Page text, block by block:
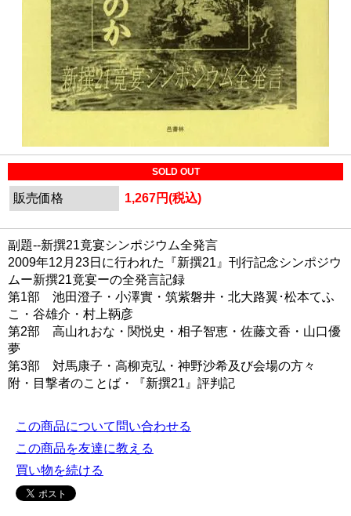
SOLD OUT
販売価格 1,267円(税込)
副題--新撰21竟宴シンポジウム全発言
2009年12月23日に行われた『新撰21』刊行記念シンポジウ
ムー新撰21竟宴ーの全発言記録
第1部 池田澄子・小澤實・筑紫磐井・北大路翼･松本てふ
こ・谷雄介・村上鞆彦
第2部 高山れおな・関悦史・相子智恵・佐藤文香・山口優
夢
第3部 対馬康子・高柳克弘・神野沙希及び会場の方々
附・目撃者のことば・『新撰21』評判記
この商品について問い合わせる
この商品を友達に教える
買い物を続ける